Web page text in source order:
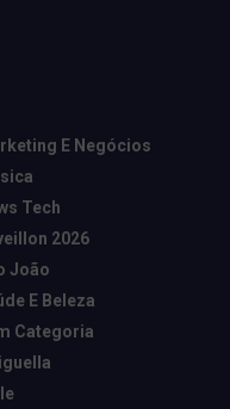
E Negócios
Tech
2026
João
E Beleza
Categoria